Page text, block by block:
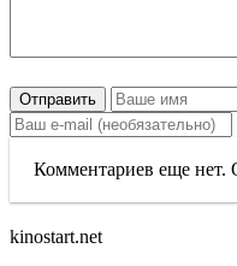
Отправить
Комментариев еще нет.
kinostart.net